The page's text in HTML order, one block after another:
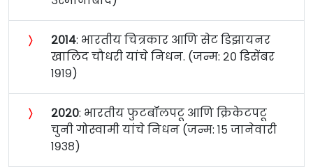
〉 २०१४: भारतीय चित्रकार आणि सेट डिझायनर
खालिद चौधरी यांचे निधन. (जन्म: २० डिसेंबर
१९१९)
〉 २०२०: भारतीय फुटबॉलपटू आणि क्रिकेटपटू
चुनी गोस्वामी यांचे निधन (जन्म: १५ जानेवारी
१९३८)